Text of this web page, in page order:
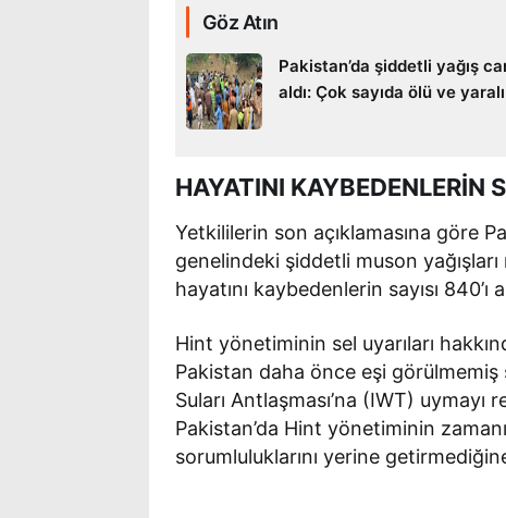
Göz Atın
Pakistan’da şiddetli yağış
aldı: Çok sayıda ölü ve
HAYATINI KAYBEDENLERİN
Yetkililerin son açıklamasına göre
genelindeki şiddetli muson
hayatını kaybedenlerin sayısı 840’ı
Hint yönetiminin sel uyarıları
Pakistan daha önce eşi görülmemiş
Suları Antlaşması’na (IWT)
Pakistan’da Hint yönetiminin
sorumluluklarını yerine